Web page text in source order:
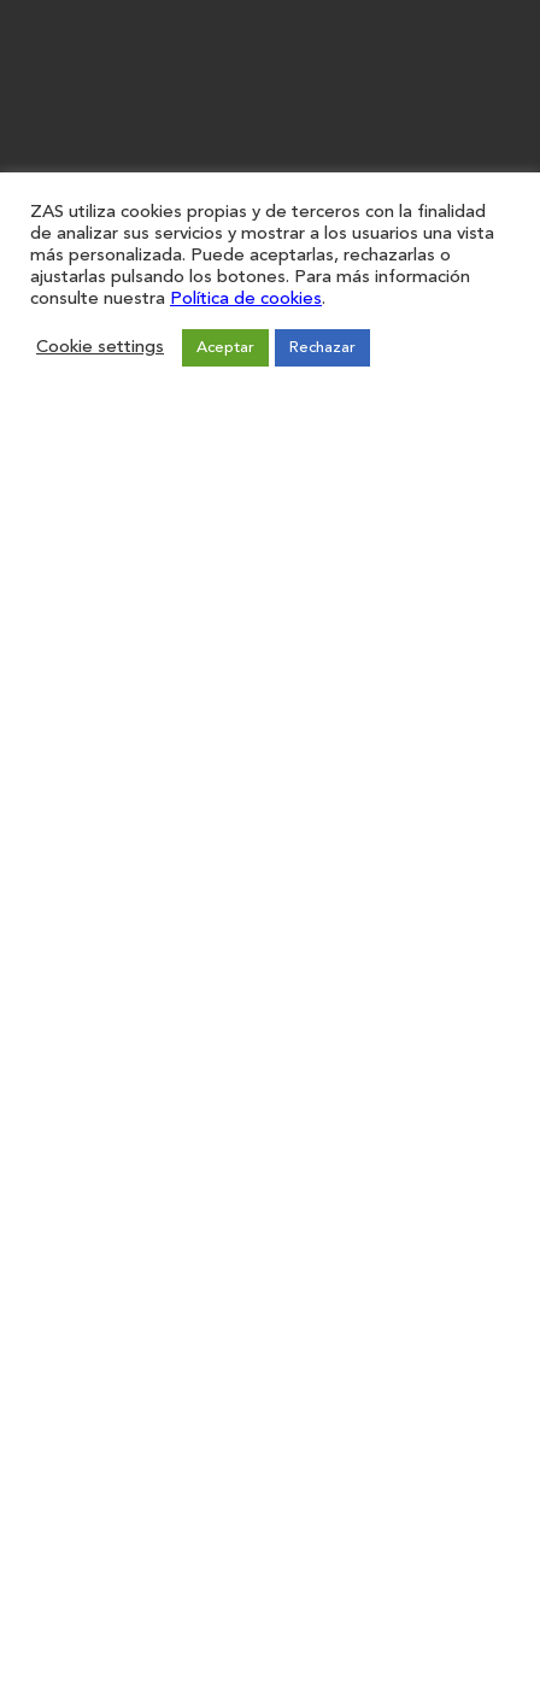
ZAS utiliza cookies propias y de terceros con la finalidad
de analizar sus servicios y mostrar a los usuarios una vista
más personalizada. Puede aceptarlas, rechazarlas o
ajustarlas pulsando los botones. Para más información
consulte nuestra Política de cookies.
Cookie settings Aceptar Rechazar